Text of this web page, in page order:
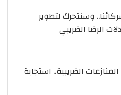
وسنتحرك لتطوير
الرضا الضريبي
الضريبية.. استجابة